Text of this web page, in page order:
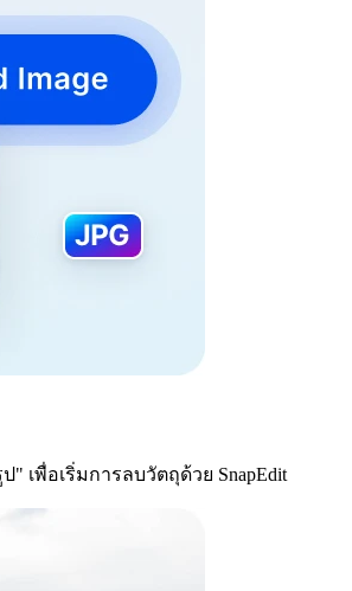
เพื่อเริ่มการลบวัตถุด้วย SnapEdit